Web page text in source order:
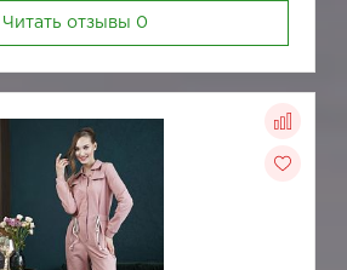
Читать отзывы 0